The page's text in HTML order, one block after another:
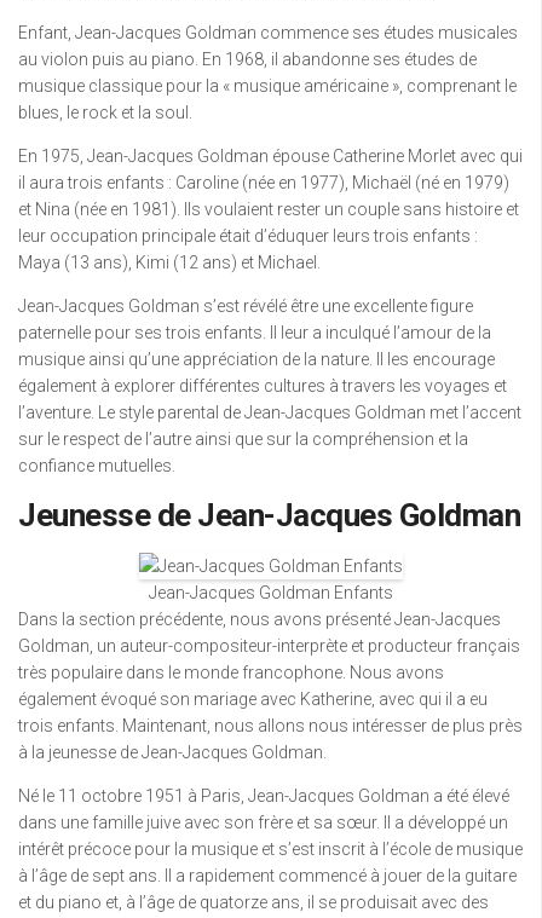
Enfant, Jean-Jacques Goldman commence ses études musicales
au violon puis au piano. En 1968, il abandonne ses études de
musique classique pour la « musique américaine », comprenant le
blues, le rock et la soul.
En 1975, Jean-Jacques Goldman épouse Catherine Morlet avec qui
il aura trois enfants : Caroline (née en 1977), Michaël (né en 1979)
et Nina (née en 1981). Ils voulaient rester un couple sans histoire et
leur occupation principale était d’éduquer leurs trois enfants :
Maya (13 ans), Kimi (12 ans) et Michael.
Jean-Jacques Goldman s’est révélé être une excellente figure
paternelle pour ses trois enfants. Il leur a inculqué l’amour de la
musique ainsi qu’une appréciation de la nature. Il les encourage
également à explorer différentes cultures à travers les voyages et
l’aventure. Le style parental de Jean-Jacques Goldman met l’accent
sur le respect de l’autre ainsi que sur la compréhension et la
confiance mutuelles.
Jeunesse de Jean-Jacques Goldman
Jean-Jacques Goldman Enfants
Dans la section précédente, nous avons présenté Jean-Jacques
Goldman, un auteur-compositeur-interprète et producteur français
très populaire dans le monde francophone. Nous avons
également évoqué son mariage avec Katherine, avec qui il a eu
trois enfants. Maintenant, nous allons nous intéresser de plus près
à la jeunesse de Jean-Jacques Goldman.
Né le 11 octobre 1951 à Paris, Jean-Jacques Goldman a été élevé
dans une famille juive avec son frère et sa sœur. Il a développé un
intérêt précoce pour la musique et s’est inscrit à l’école de musique
à l’âge de sept ans. Il a rapidement commencé à jouer de la guitare
et du piano et, à l’âge de quatorze ans, il se produisait avec des